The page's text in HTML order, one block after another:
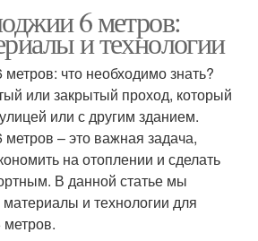
6 метров:
и технологии
что необходимо знать?
или закрытый проход, который
или с другим зданием.
– это важная задача,
на отоплении и сделать
В данной статье мы
и технологии для